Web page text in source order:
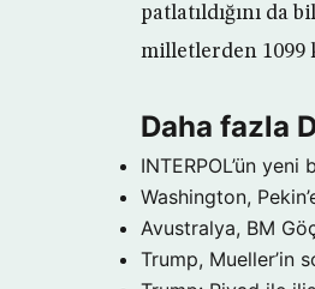
patlatıldığını da
milletlerden 1099
Daha fazla
INTERPOL’ün yeni
Washington,
Avustralya, BM
Trump, Mueller’in